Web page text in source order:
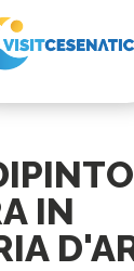
IN